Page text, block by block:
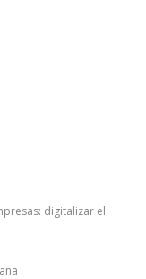
digitalizar el